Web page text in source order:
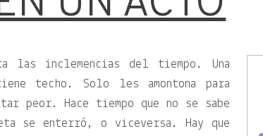
las inclemencias del tiempo. Una
techo. Solo les amontona para
peor. Hace tiempo que no se sabe
se enterró, o viceversa. Hay que